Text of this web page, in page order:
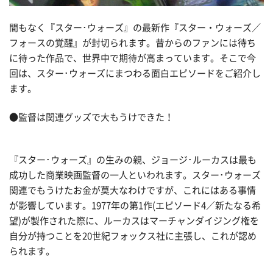
間もなく『スター･ウォーズ』の最新作『スター・ウォーズ／
フォースの覚醒』が封切られます。昔からのファンには待ち
に待った作品で、世界中で期待が高まっています。そこで今
回は、スター･ウォーズにまつわる面白エピソードをご紹介し
ます。
●監督は関連グッズで大もうけできた！
『スター･ウォーズ』の生みの親、ジョージ･ルーカスは最も
成功した商業映画監督の一人といわれます。スター･ウォーズ
関連でもうけたお金が莫大なわけですが、これにはある事情
が影響しています。1977年の第1作(エピソード4／新たなる希
望)が製作された際に、ルーカスはマーチャンダイジング権を
自分が持つことを20世紀フォックス社に主張し、これが認め
られます。